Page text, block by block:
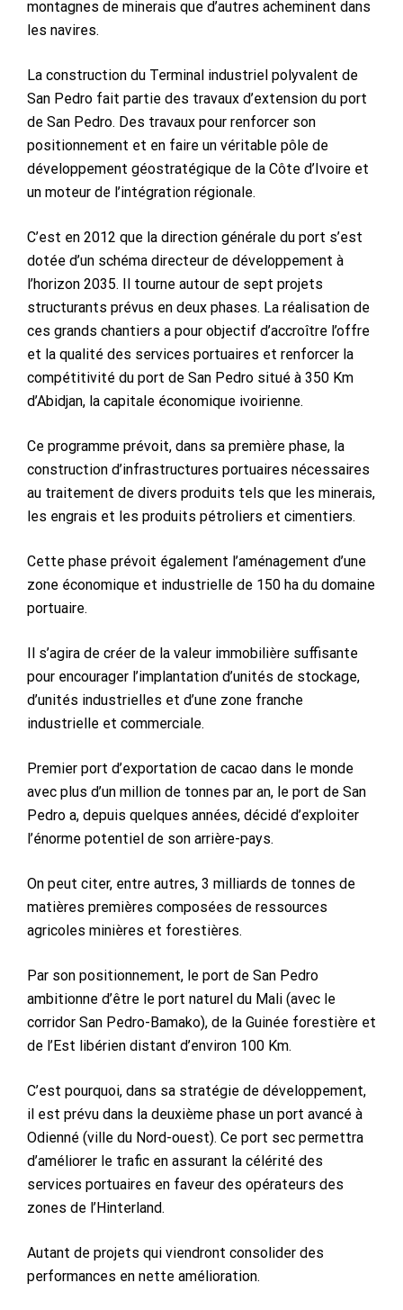
montagnes de minerais que d’autres acheminent dans
les navires.
La construction du Terminal industriel polyvalent de
San Pedro fait partie des travaux d’extension du port
de San Pedro. Des travaux pour renforcer son
positionnement et en faire un véritable pôle de
développement géostratégique de la Côte d’Ivoire et
un moteur de l’intégration régionale.
C’est en 2012 que la direction générale du port s’est
dotée d’un schéma directeur de développement à
l’horizon 2035. Il tourne autour de sept projets
structurants prévus en deux phases. La réalisation de
ces grands chantiers a pour objectif d’accroître l’offre
et la qualité des services portuaires et renforcer la
compétitivité du port de San Pedro situé à 350 Km
d’Abidjan, la capitale économique ivoirienne.
Ce programme prévoit, dans sa première phase, la
construction d’infrastructures portuaires nécessaires
au traitement de divers produits tels que les minerais,
les engrais et les produits pétroliers et cimentiers.
Cette phase prévoit également l’aménagement d’une
zone économique et industrielle de 150 ha du domaine
portuaire.
Il s’agira de créer de la valeur immobilière suffisante
pour encourager l’implantation d’unités de stockage,
d’unités industrielles et d’une zone franche
industrielle et commerciale.
Premier port d’exportation de cacao dans le monde
avec plus d’un million de tonnes par an, le port de San
Pedro a, depuis quelques années, décidé d’exploiter
l’énorme potentiel de son arrière-pays.
On peut citer, entre autres, 3 milliards de tonnes de
matières premières composées de ressources
agricoles minières et forestières.
Par son positionnement, le port de San Pedro
ambitionne d’être le port naturel du Mali (avec le
corridor San Pedro-Bamako), de la Guinée forestière et
de l’Est libérien distant d’environ 100 Km.
C’est pourquoi, dans sa stratégie de développement,
il est prévu dans la deuxième phase un port avancé à
Odienné (ville du Nord-ouest). Ce port sec permettra
d’améliorer le trafic en assurant la célérité des
services portuaires en faveur des opérateurs des
zones de l’Hinterland.
Autant de projets qui viendront consolider des
performances en nette amélioration.